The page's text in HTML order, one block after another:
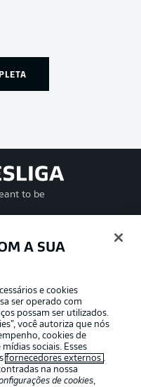
to be
A SUA
e cookies
ser operado com
possam ser utilizados.
você autoriza que nós
cookies de
sociais. Esses
fornecedores externos .
na nossa
de cookies,